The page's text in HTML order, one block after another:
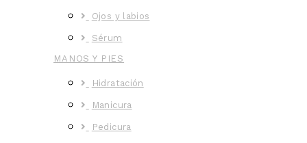
Ojos y labios
Sérum
MANOS Y PIES
Hidratación
Manicura
Pedicura